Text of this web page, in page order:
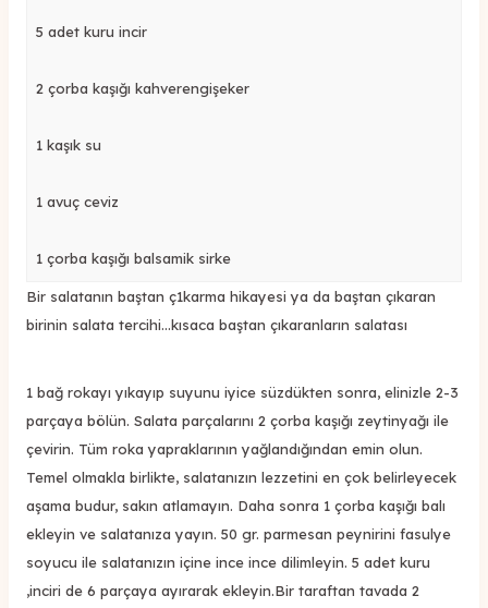
5 adet kuru incir
2 çorba kaşığı kahverengişeker
1 kaşık su
1 avuç ceviz
1 çorba kaşığı balsamik sirke
Bir salatanın baştan ç1karma hikayesi ya da baştan çıkaran
birinin salata tercihi...kısaca baştan çıkaranların salatası
1 bağ rokayı yıkayıp suyunu iyice süzdükten sonra, elinizle 2-3
parçaya bölün. Salata parçalarını 2 çorba kaşığı zeytinyağı ile
çevirin. Tüm roka yapraklarının yağlandığından emin olun.
Temel olmakla birlikte, salatanızın lezzetini en çok belirleyecek
aşama budur, sakın atlamayın. Daha sonra 1 çorba kaşığı balı
ekleyin ve salatanıza yayın. 50 gr. parmesan peynirini fasulye
soyucu ile salatanızın içine ince ince dilimleyin. 5 adet kuru
,inciri de 6 parçaya ayırarak ekleyin.Bir taraftan tavada 2